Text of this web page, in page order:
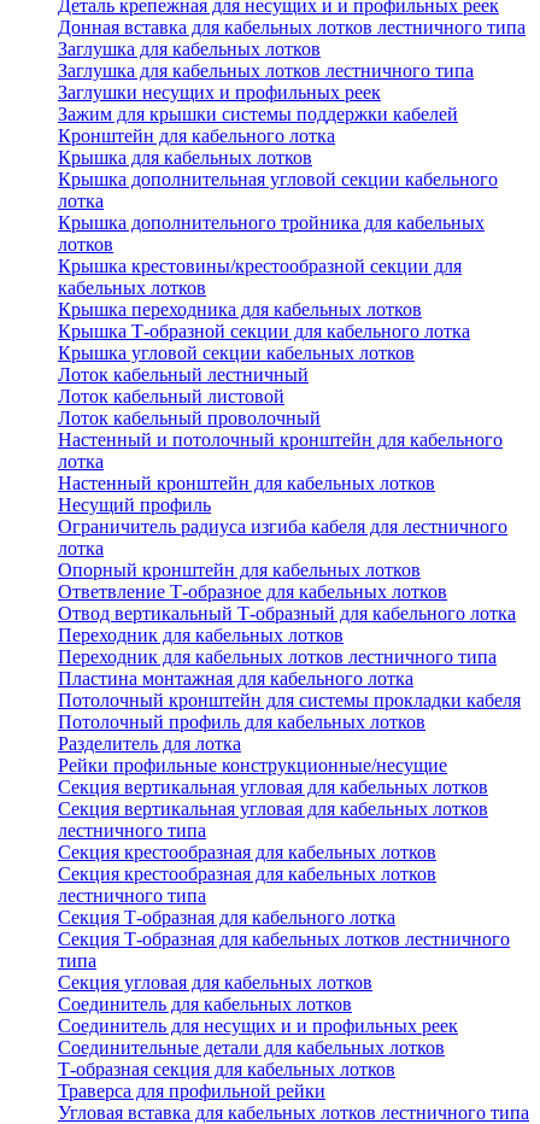
Деталь крепежная для несущих и и профильных реек
Донная вставка для кабельных лотков лестничного типа
Заглушка для кабельных лотков
Заглушка для кабельных лотков лестничного типа
Заглушки несущих и профильных реек
Зажим для крышки системы поддержки кабелей
Кронштейн для кабельного лотка
Крышка для кабельных лотков
Крышка дополнительная угловой секции кабельного
лотка
Крышка дополнительного тройника для кабельных
лотков
Крышка крестовины/крестообразной секции для
кабельных лотков
Крышка переходника для кабельных лотков
Крышка Т-образной секции для кабельного лотка
Крышка угловой секции кабельных лотков
Лоток кабельный лестничный
Лоток кабельный листовой
Лоток кабельный проволочный
Настенный и потолочный кронштейн для кабельного
лотка
Настенный кронштейн для кабельных лотков
Несущий профиль
Ограничитель радиуса изгиба кабеля для лестничного
лотка
Опорный кронштейн для кабельных лотков
Ответвление Т-образное для кабельных лотков
Отвод вертикальный Т-образный для кабельного лотка
Переходник для кабельных лотков
Переходник для кабельных лотков лестничного типа
Пластина монтажная для кабельного лотка
Потолочный кронштейн для системы прокладки кабеля
Потолочный профиль для кабельных лотков
Разделитель для лотка
Рейки профильные конструкционные/несущие
Секция вертикальная угловая для кабельных лотков
Секция вертикальная угловая для кабельных лотков
лестничного типа
Секция крестообразная для кабельных лотков
Секция крестообразная для кабельных лотков
лестничного типа
Секция Т-образная для кабельного лотка
Секция Т-образная для кабельных лотков лестничного
типа
Секция угловая для кабельных лотков
Соединитель для кабельных лотков
Соединитель для несущих и и профильных реек
Соединительные детали для кабельных лотков
Т-образная секция для кабельных лотков
Траверса для профильной рейки
Угловая вставка для кабельных лотков лестничного типа